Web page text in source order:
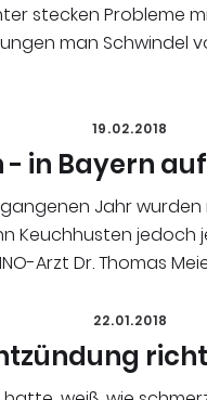
stecken Probleme
man Schwindel
19.02.2018
- in Bayern
Jahr wurden
Keuchhusten
Arzt Dr. Thomas
22.01.2018